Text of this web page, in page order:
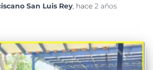
San Luis Rey, hace 2 años